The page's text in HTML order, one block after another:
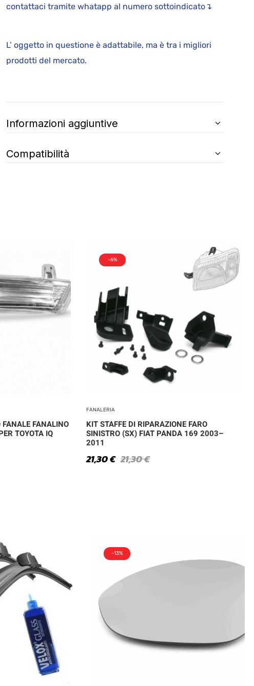
contattaci tramite whatapp al numero sottoindicato↴
L’ oggetto in questione è adattabile, ma è tra i migliori
prodotti del mercato.
Informazioni aggiuntive
Compatibilità
FANALE FANALINO
TOYOTA IQ
-6%
FANALERIA
KIT STAFFE DI RIPARAZIONE FARO
SINISTRO (SX) FIAT PANDA 169 2003–
2011
21,30€
21,30€
-13%